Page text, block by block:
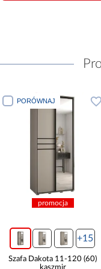
PORÓWNAJ
promocja
+15
Szafa Dakota 11-120 (60)